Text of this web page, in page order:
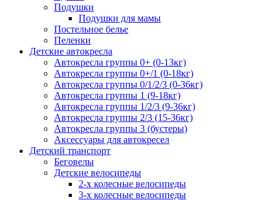
Подушки
Подушки для мамы
Постельное белье
Пеленки
Детские автокресла
Автокресла группы 0+ (0-13кг)
Автокресла группы 0+/1 (0-18кг)
Автокресла группы 0/1/2/3 (0-36кг)
Автокресла группы 1 (9-18кг)
Автокресла группы 1/2/3 (9-36кг)
Автокресла группы 2/3 (15-36кг)
Автокресла группы 3 (бустеры)
Аксессуары для автокресел
Детский транспорт
Беговелы
Детские велосипеды
2-х колесные велосипеды
3-х колесные велосипеды